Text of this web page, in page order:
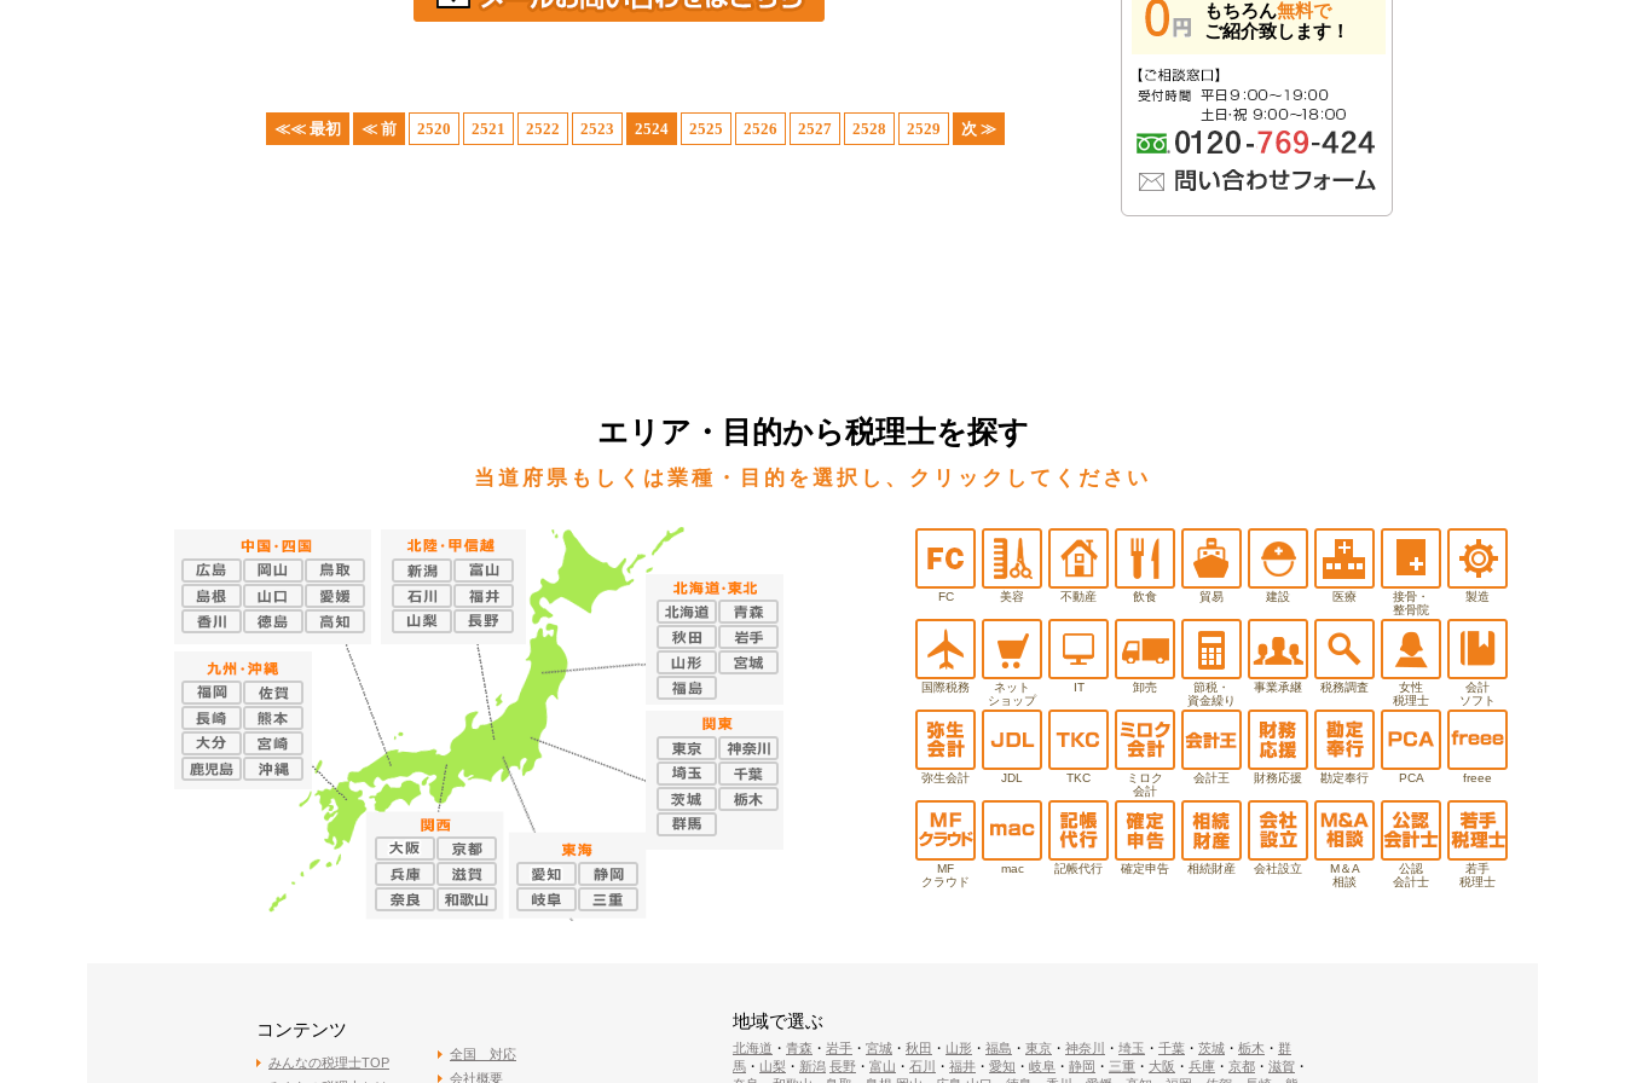
≪≪ 最初 ≪ 前 2520 2521 2522 2523 2524 2525 2526 2527 2528 2529 次 ≫
もちろん無料で
ご紹介致します！
エリア・目的から税理士を探す
当道府県もしくは業種・目的を選択し、クリックしてください
FC 美容 不動産 飲食 貿易 建設 医療
接骨・
整骨院
製造
国際税務
ネット
ショップ
IT 卸売
節税・
資金繰り
事業承継 税務調査
女性
税理士
会計
ソフト
弥生会計 JDL TKC
ミロク
会計
会計王 財務応援 勘定奉行 PCA freee
MF
クラウド
mac 記帳代行 確定申告 相続財産 会社設立
M＆A
相談
公認
会計士
若手
税理士
コンテンツ
みんなの税理士TOP
全国 対応
会社概要
地域で選ぶ
北海道 ・ 青森 ・ 岩手 ・ 宮城 ・ 秋田 ・ 山形 ・ 福島 ・ 東京 ・ 神奈川 ・ 埼玉 ・ 千葉 ・ 茨城 ・ 栃木 ・ 群
馬 ・ 山梨 ・ 新潟 長野 ・ 富山 ・ 石川 ・ 福井 ・ 愛知 ・ 岐阜 ・ 静岡 ・ 三重 ・ 大阪 ・ 兵庫 ・ 京都 ・ 滋賀 ・